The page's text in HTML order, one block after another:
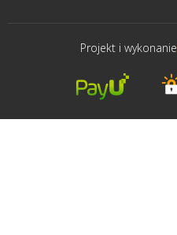
Projekt i wykonanie